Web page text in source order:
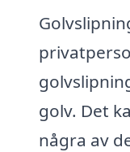
golv. Det
några av